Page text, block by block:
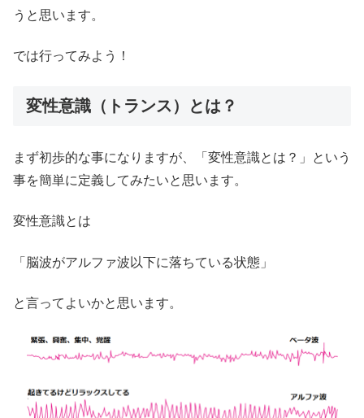
うと思います。
では行ってみよう！
変性意識（トランス）とは？
まず初歩的な事になりますが、「変性意識とは？」という
事を簡単に定義してみたいと思います。
変性意識とは
「脳波がアルファ波以下に落ちている状態」
と言ってよいかと思います。